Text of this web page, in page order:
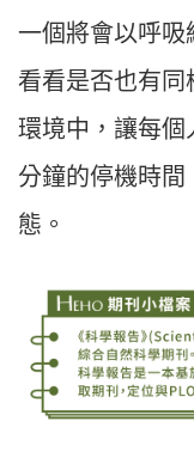
一個將會以呼吸
看看是否也有同
環境中，讓每個
分鐘的停機時
態。